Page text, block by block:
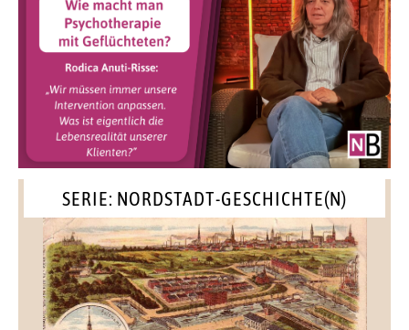
SERIE: NORDSTADT-GESCHICHTE(N)